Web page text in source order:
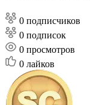
0 подписчиков
0 подписок
0 просмотров
0 лайков